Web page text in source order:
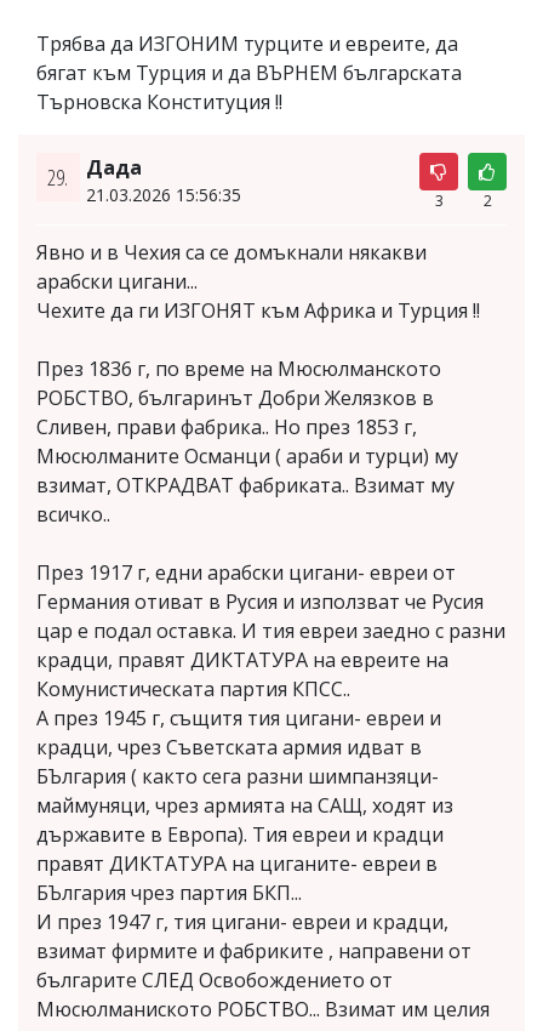
Трябва да ИЗГОНИМ турците и евреите, да
бягат към Турция и да ВЪРНЕМ българската
Търновска Конституция !!
29. Дада
21.03.2026 15:56:35 3 2
Явно и в Чехия са се домъкнали някакви
арабски цигани...
Чехите да ги ИЗГОНЯТ към Африка и Турция !!
През 1836 г, по време на Мюсюлманското
РОБСТВО, българинът Добри Желязков в
Сливен, прави фабрика.. Но през 1853 г,
Мюсюлманите Османци ( араби и турци) му
взимат, ОТКРАДВАТ фабриката.. Взимат му
всичко..
През 1917 г, едни арабски цигани- евреи от
Германия отиват в Русия и използват че Русия
цар е подал оставка. И тия евреи заедно с разни
крадци, правят ДИКТАТУРА на евреите на
Комунистическата партия КПСС..
А през 1945 г, същитя тия цигани- евреи и
крадци, чрез Съветската армия идват в
БЪлгария ( както сега разни шимпанзяци-
маймуняци, чрез армията на САЩ, ходят из
държавите в Европа). Тия евреи и крадци
правят ДИКТАТУРА на циганите- евреи в
БЪлгария чрез партия БКП...
И през 1947 г, тия цигани- евреи и крадци,
взимат фирмите и фабриките , направени от
българите СЛЕД Освобождението от
Мюсюлманиското РОБСТВО... Взимат им целия